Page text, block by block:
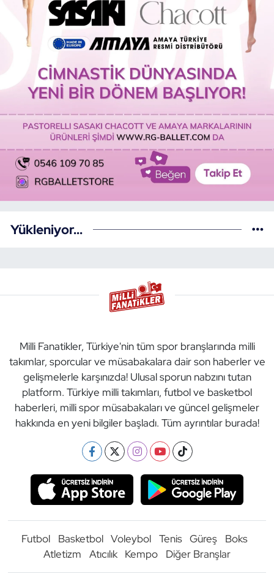
Yükleniyor...
Milli Fanatikler, Türkiye'nin tüm spor branşlarında milli
takımlar, sporcular ve müsabakalara dair son haberler ve
gelişmelerle karşınızda! Ulusal sporun nabzını tutan
platform. Türkiye milli takımları, futbol ve basketbol
haberleri, milli spor müsabakaları ve güncel gelişmeler
hakkında en yeni bilgiler başladı. Tüm ayrıntılar burada!
Futbol Basketbol Voleybol Tenis Güreş
Boks
Atletizm
Atıcılık Kempo Diğer Branşlar